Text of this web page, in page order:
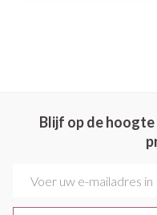
Blijf op de